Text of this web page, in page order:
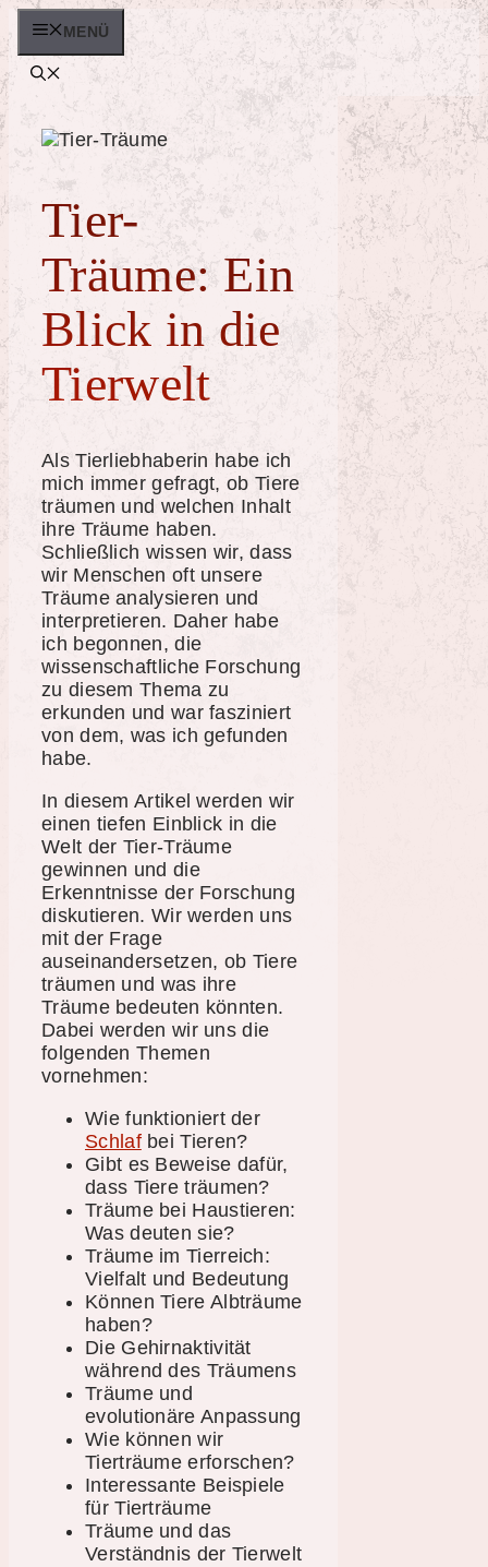
Zum
Inhalt
springen
MENÜ
Tier-
Träume: Ein
Blick in die
Tierwelt
Als Tierliebhaberin habe ich
mich immer gefragt, ob Tiere
träumen und welchen Inhalt
ihre Träume haben.
Schließlich wissen wir, dass
wir Menschen oft unsere
Träume analysieren und
interpretieren. Daher habe
ich begonnen, die
wissenschaftliche Forschung
zu diesem Thema zu
erkunden und war fasziniert
von dem, was ich gefunden
habe.
In diesem Artikel werden wir
einen tiefen Einblick in die
Welt der Tier-Träume
gewinnen und die
Erkenntnisse der Forschung
diskutieren. Wir werden uns
mit der Frage
auseinandersetzen, ob Tiere
träumen und was ihre
Träume bedeuten könnten.
Dabei werden wir uns die
folgenden Themen
vornehmen:
Wie funktioniert der
Schlafbei Tieren?
Gibt es Beweise dafür,
dass Tiere träumen?
Träume bei Haustieren:
Was deuten sie?
Träume im Tierreich:
Vielfalt und Bedeutung
Können Tiere Albträume
haben?
Die Gehirnaktivität
während des Träumens
Träume und
evolutionäre Anpassung
Wie können wir
Tierträume erforschen?
Interessante Beispiele
für Tierträume
Träume und das
Verständnis der Tierwelt